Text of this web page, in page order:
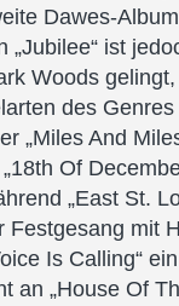
Dawes-
„Jubilee“ ist
Woods
des
„Miles And
Of
„East St.
Festgesang mit
Is Calling“
an „House Of